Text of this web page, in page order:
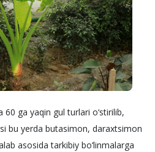
ga yaqin gul turlari o‘stirilib,
bu yerda butasimon, daraxtsimon
asosida tarkibiy bo‘linmalarga